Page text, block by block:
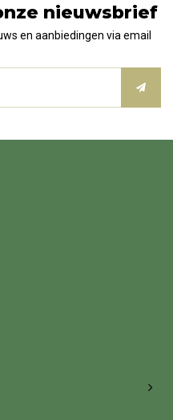
nieuwsbrief
en aanbiedingen via email